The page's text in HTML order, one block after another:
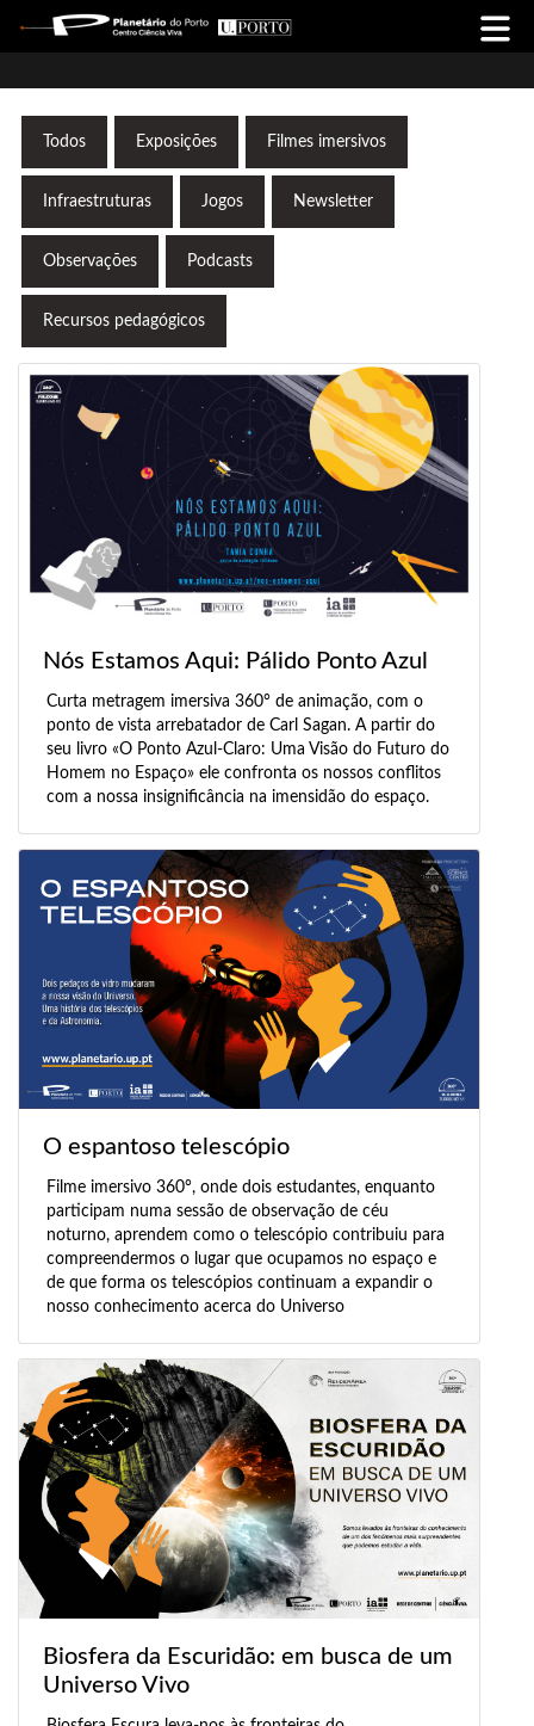
Todos Exposições Filmes imersivos
Infraestruturas Jogos Newsletter
Observações Podcasts
Recursos pedagógicos
Nós Estamos Aqui: Pálido Ponto Azul
Curta metragem imersiva 360° de animação, com o
ponto de vista arrebatador de Carl Sagan. A partir do
seu livro «O Ponto Azul-Claro: Uma Visão do Futuro do
Homem no Espaço» ele confronta os nossos conflitos
com a nossa insignificância na imensidão do espaço.
O espantoso telescópio
Filme imersivo 360°, onde dois estudantes, enquanto
participam numa sessão de observação de céu
noturno, aprendem como o telescópio contribuiu para
compreendermos o lugar que ocupamos no espaço e
de que forma os telescópios continuam a expandir o
nosso conhecimento acerca do Universo
Biosfera da Escuridão: em busca de um
Universo Vivo